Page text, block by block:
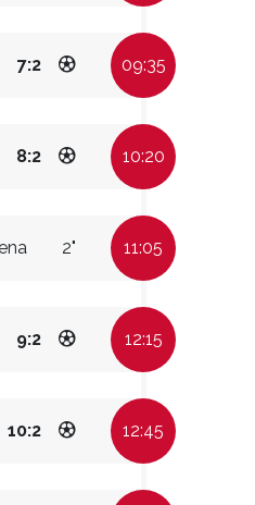
7:2 09:35
8:2 10:20
2" 11:05
9:2 12:15
10:2 12:45